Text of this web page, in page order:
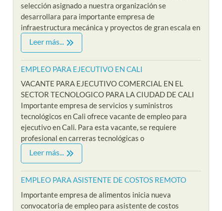
selección asignado a nuestra organización se
desarrollara para importante empresa de
infraestructura mecánica y proyectos de gran escala en
Leer más...
EMPLEO PARA EJECUTIVO EN CALI
VACANTE PARA EJECUTIVO COMERCIAL EN EL
SECTOR TECNOLOGICO PARA LA CIUDAD DE CALI
Importante empresa de servicios y suministros
tecnológicos en Cali ofrece vacante de empleo para
ejecutivo en Cali. Para esta vacante, se requiere
profesional en carreras tecnológicas o
Leer más...
EMPLEO PARA ASISTENTE DE COSTOS REMOTO
Importante empresa de alimentos inicia nueva
convocatoria de empleo para asistente de costos